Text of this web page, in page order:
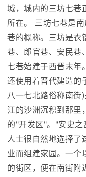
城，城内的三坊七巷
所在。 三坊七巷是
巷的概称。三坊是衣
巷、郎官巷、安民巷
七巷始建于西晋末年
还使用着晋代建造的
八一七北路俗称南街
江的沙洲沉积到那里
的"开发区"。"安史
人士很自然地选择了
业而组建家园。一个
的街区，便在南街附